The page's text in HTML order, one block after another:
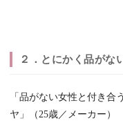
２．とにかく品がな
「品がない女性と付き合
ヤ」（25歳／メーカー）